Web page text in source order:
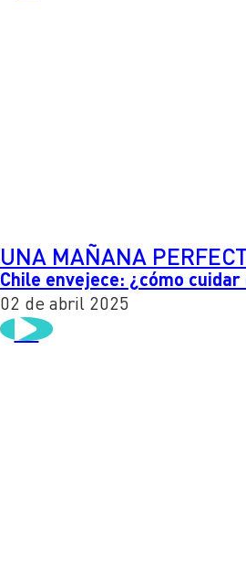
UNA MAÑANA
Chile envejece: ¿cómo
02 de abril 2025